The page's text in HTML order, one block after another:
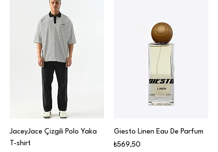
JaceyJace Çizgili Polo Yaka
T-shirt
Giesto Linen Eau De Parfum
Fiyat
₺569,50